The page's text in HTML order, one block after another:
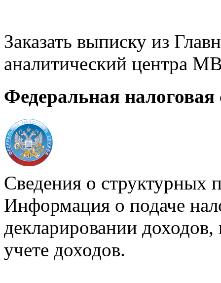
Заказать выписку из
аналитический центра
Федеральная налоговая
Сведения о структурных
Информация о подаче
декларировании доходов,
учете доходов.